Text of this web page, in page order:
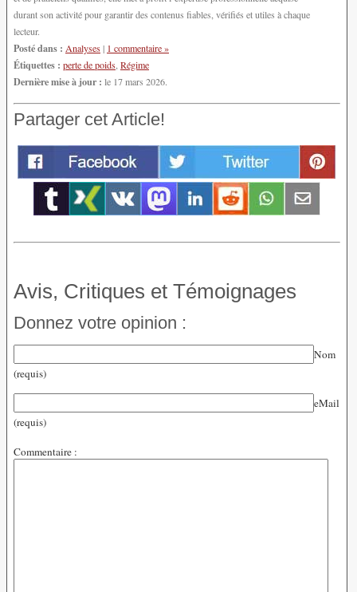
durant son activité pour garantir des contenus fiables, vérifiés et utiles à chaque
lecteur.
Posté dans : Analyses| 1 commentaire »
Étiquettes : perte de poids Régime
Dernière mise à jour : le 17 mars 2026.
Partager cet Article!
Avis, Critiques et Témoignages
Donnez votre opinion :
Nom
(requis)
eMail
(requis)
Commentaire :